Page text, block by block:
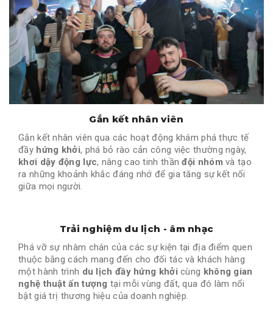
Gắn kết nhân viên
Gắn kết nhân viên qua các hoạt động khám phá thực tế
đầy hứng khởi, phá bỏ rào cản công việc thường ngày,
khơi dậy động lực, nâng cao tinh thầnđội nhóm và tạo
ra những khoảnh khắc đáng nhớ để gia tăng sự kết nối
giữa mọi người.
Trải nghiệm du lịch - âm nhạc
Phá vỡ sự nhàm chán của các sự kiện tại địa điểm quen
thuộc bằng cách mang đến cho đối tác và khách hàng
một hành trình du lịch đầy hứng khởicùng không gian
nghệ thuật ấn tượng tại mỗi vùng đất, qua đó làm nổi
bật giá trị thương hiệu của doanh nghiệp.